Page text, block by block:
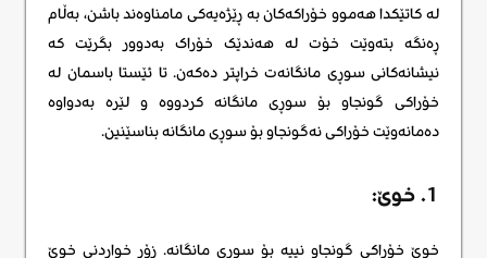
لە کاتێکدا هەموو خۆراکەکان بە ڕێژەیەکی مامناوەند باشن، بەڵام
ڕەنگە بتەوێت خۆت لە هەندێک خۆراک بەدوور بگرێت کە
نیشانەکانی سوڕی مانگانەت خراپتر دەکەن. تا ئێستا باسمان لە
خۆراکی گونجاو بۆ سوڕی مانگانە کردووە و لێرە بەدواوە
دەمانەوێت خۆراکی نەگونجاو بۆ سوڕی مانگانە بناسێنین.
1. خوێ:
خوێ خۆراکی گونجاو نییە بۆ سوڕی مانگانە. زۆر خواردنی خوێ